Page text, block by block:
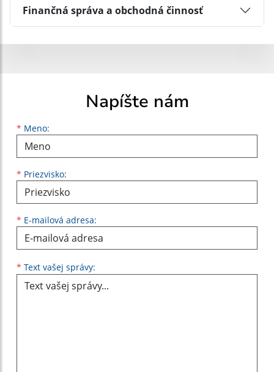
Finančná správa a obchodná činnosť
Napíšte nám
* Meno:
Meno
* Priezvisko:
Priezvisko
* E-mailová adresa:
E-mailová adresa
* Text vašej správy: